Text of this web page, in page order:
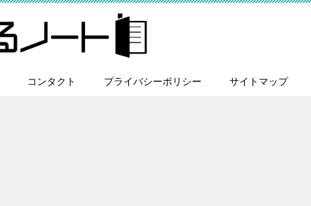
コンタクト プライバシーポリシー サイトマップ